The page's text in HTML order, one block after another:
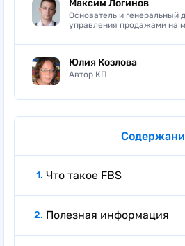
Максим Логинов
Основатель и генеральный
управления продажами на
Юлия Козлова
Автор КП
Что такое FBS
Полезная информация